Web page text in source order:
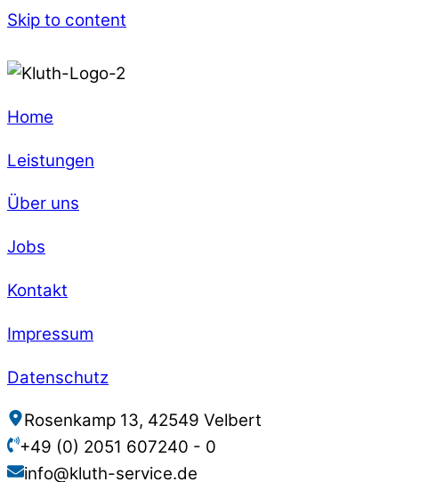
Skip to content
Home
Leistungen
Über uns
Jobs
Kontakt
Impressum
Datenschutz
Rosenkamp 13, 42549 Velbert
+49 (0) 2051 607240 - 0
info@kluth-service.de